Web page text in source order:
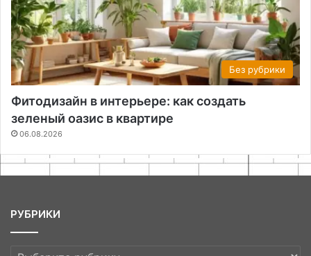
Без рубрики
Фитодизайн в интерьере: как создать
зеленый оазис в квартире
06.08.2026
РУБРИКИ
РУБРИКИ